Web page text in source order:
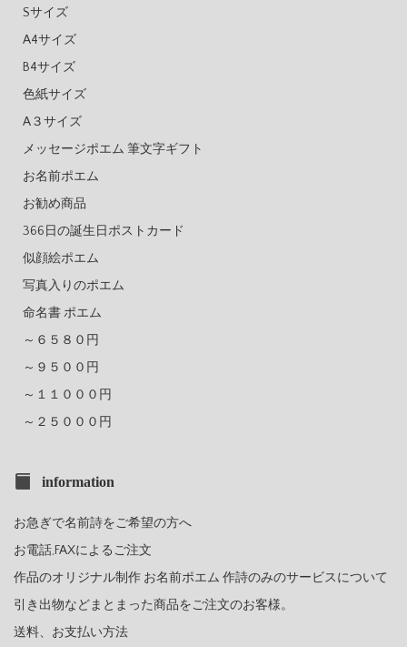
Sサイズ
A4サイズ
B4サイズ
色紙サイズ
A３サイズ
メッセージポエム 筆文字ギフト
お名前ポエム
お勧め商品
366日の誕生日ポストカード
似顔絵ポエム
写真入りのポエム
命名書 ポエム
～６５８０円
～９５００円
～１１０００円
～２５０００円
information
お急ぎで名前詩をご希望の方へ
お電話,FAXによるご注文
作品のオリジナル制作 お名前ポエム 作詩のみのサービスについて
引き出物などまとまった商品をご注文のお客様。
送料、お支払い方法